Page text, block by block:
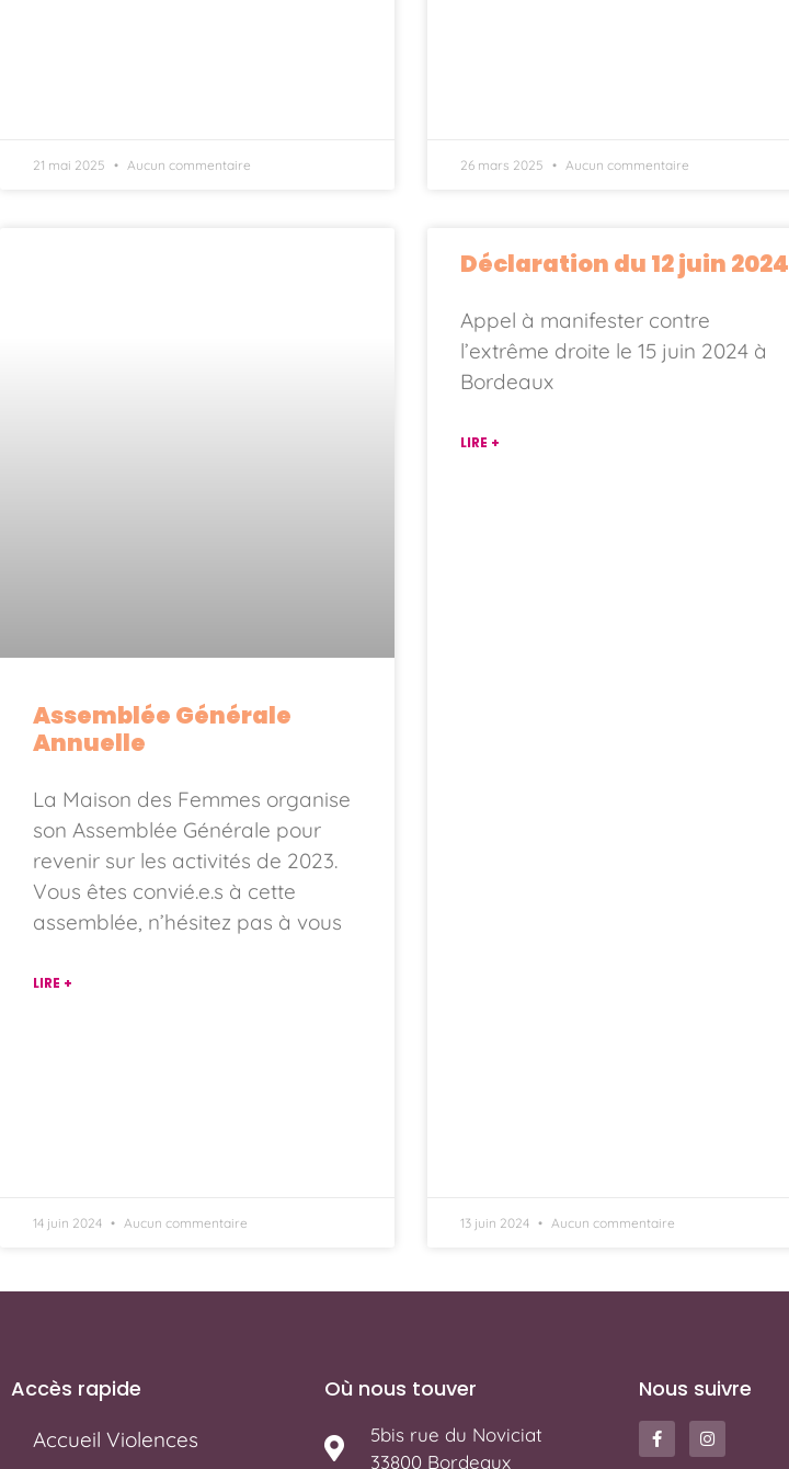
21 mai 2025 Aucun commentaire 26 mars 2025 Aucun commentaire
Assemblée Générale
Annuelle
La Maison des Femmes organise
son Assemblée Générale pour
revenir sur les activités de 2023.
Vous êtes convié.e.s à cette
assemblée, n’hésitez pas à vous
LIRE +
14 juin 2024 Aucun commentaire
Déclaration du 12 juin 2024
Appel à manifester contre
l’extrême droite le 15 juin 2024 à
Bordeaux
LIRE +
13 juin 2024 Aucun commentaire
Accès rapide
Accueil Violences
Où nous touver
5bis rue du Noviciat
33800 Bordeaux
Nous suivre